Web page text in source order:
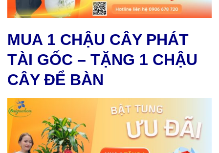
MUA 1 CHẬU CÂY PHÁT
TÀI GỐC – TẶNG 1 CHẬU
CÂY ĐỂ BÀN